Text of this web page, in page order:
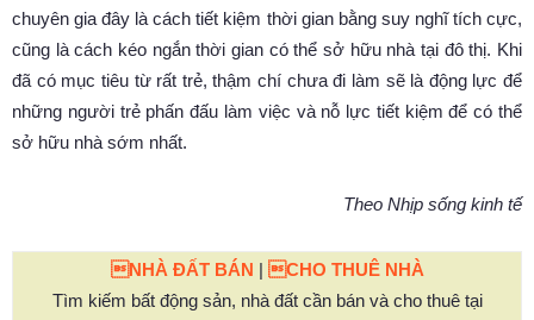
chuyên gia đây là cách tiết kiệm thời gian bằng suy nghĩ tích cực,
cũng là cách kéo ngắn thời gian có thể sở hữu nhà tại đô thị. Khi
đã có mục tiêu từ rất trẻ, thậm chí chưa đi làm sẽ là động lực để
những người trẻ phấn đấu làm việc và nỗ lực tiết kiệm để có thể
sở hữu nhà sớm nhất.
Theo Nhịp sống kinh tế
NHÀ ĐẤT BÁN | CHO THUÊ NHÀ
Tìm kiếm bất động sản, nhà đất cần bán và cho thuê tại